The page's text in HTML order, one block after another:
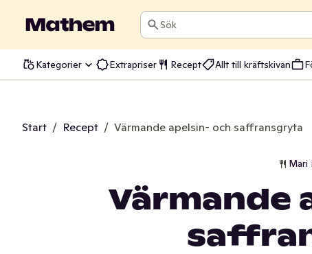
Sök
Kategorier Extrapriser Recept Allt till kräftskivan
Start / Recept / Värmande apelsin- och saffransgryta
Mari
Värmande